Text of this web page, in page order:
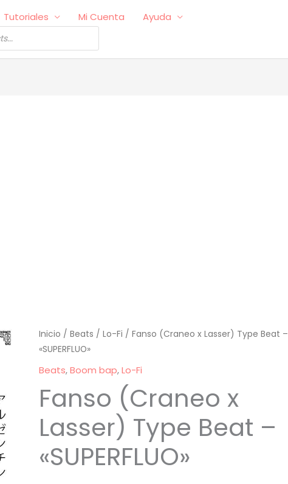
Tutoriales Mi Cuenta
Ayuda
Inicio / Beats / Lo-Fi / Fanso (Craneo x Lasser) Type Beat –
«SUPERFLUO»
Beats,Boom bap,Lo-Fi
Fanso (Craneo x
Lasser) Type Beat –
«SUPERFLUO»